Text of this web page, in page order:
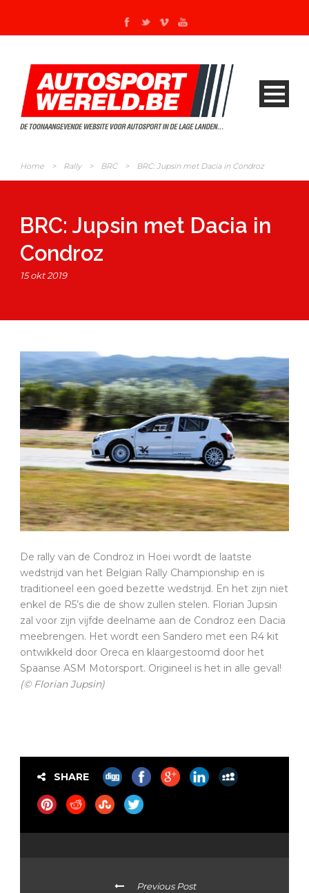
Home > Rally > BRC > BRC: Jupsin met Dacia in Condroz
BRC: Jupsin met Dacia in
Condroz
15 okt 2019
De rally van de Condroz in Hoei wordt de laatste
wedstrijd van het Belgian Rally Championship en is
traditioneel een goed bezette wedstrijd. En het zijn niet
enkel de R5’s die de show zullen stelen. Florian Jupsin
zal voor zijn vijfde deelname aan de Condroz een Dacia
meebrengen. Het wordt een Sandero met een R4 kit
ontwikkeld door Oreca en klaargestoomd door het
Spaanse ASM Motorsport. Origineel is het in alle geval!
(© Florian Jupsin)
SHARE
Previous Post